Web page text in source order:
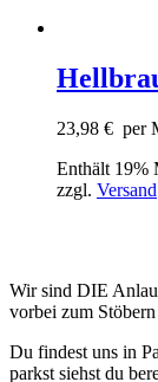
23,98 € per
Enthält 19%
zzgl. Versand
Wir sind DIE
vorbei zum
Du findest uns in
parkst siehst du